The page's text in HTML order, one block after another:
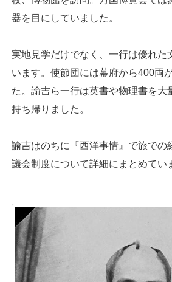
器を目にしていました。
実地見学だけでなく、一行は優れた
います。使節団には幕府から400両
た。諭吉ら一行は英書や物理書を大
持ち帰りました。
諭吉はのちに『西洋事情』で旅での
議会制度について詳細にまとめてい